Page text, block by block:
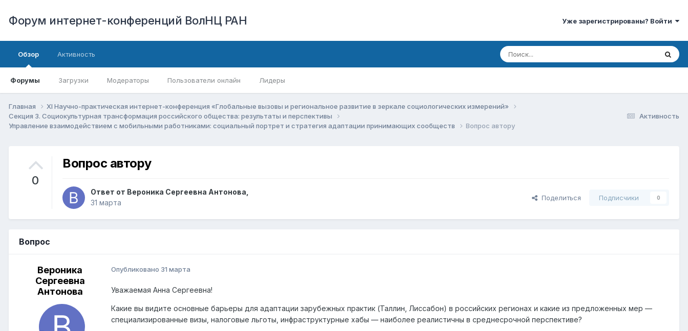
Форум интернет-конференций ВолНЦ РАН Уже зарегистрированы? Войти
Обзор
Форумы Загрузки Модераторы Пользователи онлайн Лидеры
Активность
Активность
Главная
XI Научно-практическая интернет-конференция «Глобальные вызовы и региональное развитие в зеркале социологических измерений»
Секция 3. Социокультурная трансформация российского общества: результаты и перспективы
Управление взаимодействием с мобильными работниками: социальный портрет и стратегия адаптации принимающих сообществ
Вопрос автору
0
Вопрос автору
Ответ от Вероника Сергеевна Антонова
31 марта
Поделиться Подписчики 0
Вопрос
Вероника
Сергеевна
Антонова
Опубликовано 31 марта
Уважаемая Анна Сергеевна!
Какие вы видите основные барьеры для адаптации зарубежных практик (Таллин, Лиссабон) в российских регионах и какие из предложенных мер —
специализированные визы, налоговые льготы, инфраструктурные хабы — наиболее реалистичны в среднесрочной перспективе?